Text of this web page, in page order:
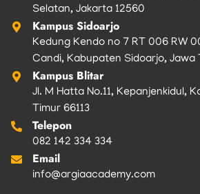
Selatan, Jakarta 12560
Kampus Sidoarjo
Kedung Kendo no 7 RT 006 RW
Candi, Kabupaten Sidoarjo, Jawa
Kampus Blitar
Jl. M Hatta No.11, Kepanjenkidul,
Timur 66113
Telepon
082 142 334 334
Email
info@argiaacademy.com